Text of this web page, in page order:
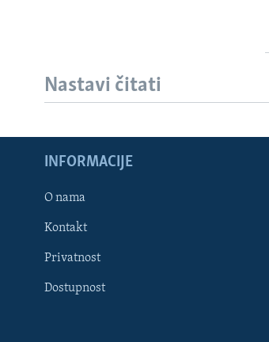
Learning English
Nastavi čitati
INFORMACIJE
O nama
Kontakt
Privatnost
Dostupnost